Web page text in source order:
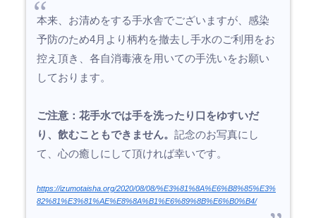
本来、お清めをする手水舎でございますが、感染
予防のため4月より柄杓を撤去し手水のご利用をお
控え頂き、各自消毒液を用いての手洗いをお願い
しております。
ご注意：花手水では手を洗ったり口をゆすいだ
り、飲むこともできません。 記念のお写真にし
て、心の癒しにして頂ければ幸いです。
https://izumotaisha.org/2020/08/08/%E3%81%8A%E6%B8%85%E3%
82%81%E3%81%AE%E8%8A%B1%E6%89%8B%E6%B0%B4/